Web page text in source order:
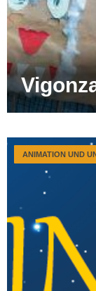
ANIMATION UND